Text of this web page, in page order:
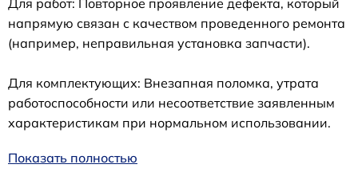
Для работ: Повторное проявление дефекта, который
напрямую связан с качеством проведенного ремонта
(например, неправильная установка запчасти).
Для комплектующих: Внезапная поломка, утрата
работоспособности или несоответствие заявленным
характеристикам при нормальном использовании.
Показать полностью